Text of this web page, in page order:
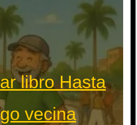
libro Hasta
vecina